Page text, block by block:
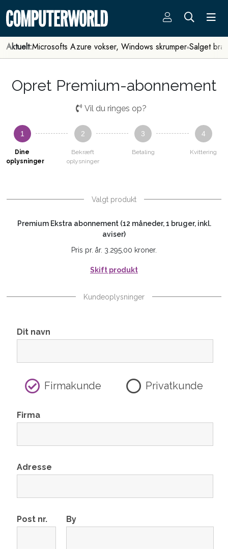
Aktuelt:Microsofts Azure vokser, Windows skrumper Salget
Opret Premium-abonnement
Vil du ringes op?
1
Dine
oplysninger
2
Bekræft
oplysninger
3
Betaling
4
Kvittering
Valgt produkt
Premium Ekstra abonnement (12 måneder, 1 bruger, inkl.
aviser)
Pris pr. år. 3.295,00 kroner.
Skift produkt
Kundeoplysninger
Dit navn
Firmakunde Privatkunde
Firma
Adresse
Post nr. By